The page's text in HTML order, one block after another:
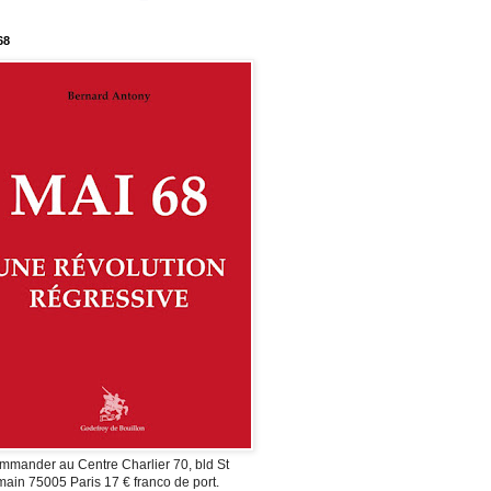
au Centre Charlier 70, bld St
75005 Paris 17 € franco de port.